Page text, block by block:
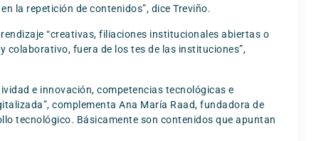
la repetición de contenidos”, dice Treviño.
“creativas, filiaciones institucionales abiertas o
colaborativo, fuera de los tes de las instituciones”,
e innovación, competencias tecnológicas e
complementa Ana María Raad, fundadora de
tecnológico. Básicamente son contenidos que apuntan